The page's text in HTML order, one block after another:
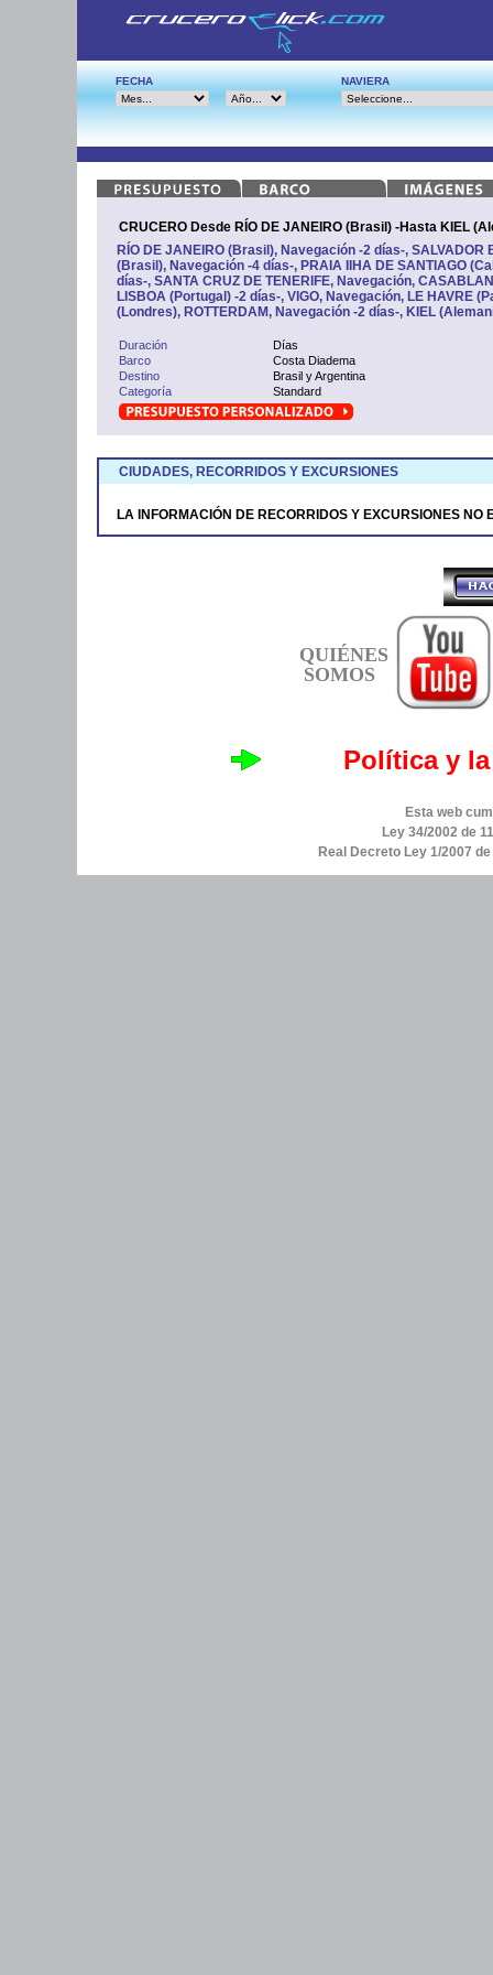
FECHA NAVIERA
CRUCERO Desde RÍO DE JANEIRO (Brasil) -Hasta KIEL
RÍO DE JANEIRO (Brasil), Navegación -2 días-, SALVADOR
(Brasil), Navegación -4 días-, PRAIA IIHA DE SANTIAGO
días-, SANTA CRUZ DE TENERIFE, Navegación,
LISBOA (Portugal) -2 días-, VIGO, Navegación, LE HAVRE
(Londres), ROTTERDAM, Navegación -2 días-, KIEL
Duración
Días
Barco
Costa Diadema
Destino
Brasil y Argentina
Categoría
Standard
CIUDADES, RECORRIDOS Y EXCURSIONES
LA INFORMACIÓN DE RECORRIDOS Y EXCURSIONES NO
QUIÉNES
SOMOS
Política y
Esta web
Ley 34/2002 de
Real Decreto Ley 1/2007